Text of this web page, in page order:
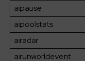
aipause
aipoolstats
airadar
airunworldevent